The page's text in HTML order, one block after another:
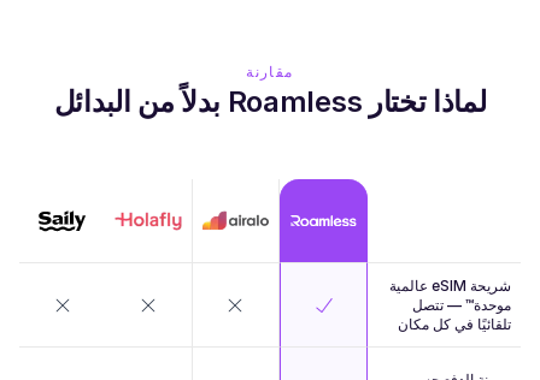
مقارنة
لماذا تختار Roamless بدلاً من البدائل
شريحة eSIM عالمية
موحدة™ — تتصل
تلقائيًا في كل مكان